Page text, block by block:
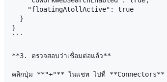
    "floatingAtollActive": true
  }
}
```
**3. ตรวจสอบว่าเชื่อมต่อแล้ว**
คลิกปุ่ม **"+"** ในแชท ไปที่